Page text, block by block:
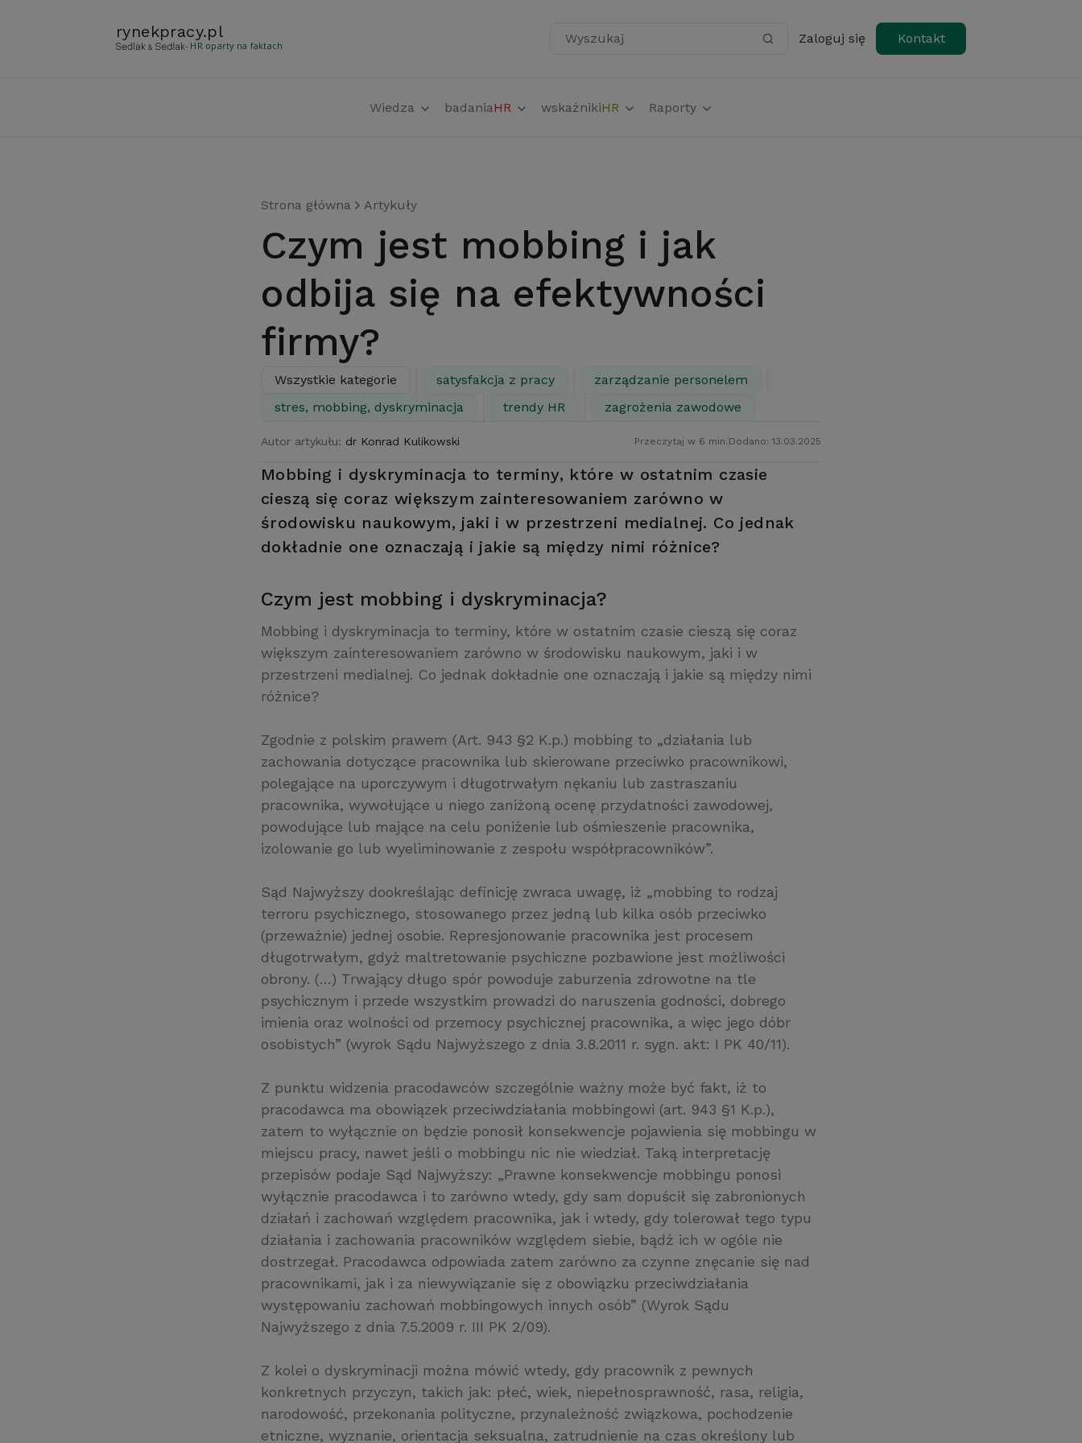
rynekpracy.pl
- HR oparty na faktach Wyszukaj Zaloguj się Kontakt
Wiedza badaniaHR wskaźnikiHR Raporty
Strona główna Artykuły
Czym jest mobbing i jak
odbija się na efektywności
firmy?
Wszystkie kategorie satysfakcja z pracy
zarządzanie personelem
stres, mobbing, dyskryminacja
trendy HR zagrożenia zawodowe
Autor artykułu: dr Konrad Kulikowski Przeczytaj w 6 min. Dodano: 13.03.2025
Mobbing i dyskryminacja to terminy, które w ostatnim czasie
cieszą się coraz większym zainteresowaniem zarówno w
środowisku naukowym, jaki i w przestrzeni medialnej. Co jednak
dokładnie one oznaczają i jakie są między nimi różnice?
Czym jest mobbing i dyskryminacja?
Mobbing i dyskryminacja to terminy, które w ostatnim czasie cieszą się coraz
większym zainteresowaniem zarówno w środowisku naukowym, jaki i w
przestrzeni medialnej. Co jednak dokładnie one oznaczają i jakie są między nimi
różnice?
Zgodnie z polskim prawem (Art. 943 §2 K.p.) mobbing to „działania lub
zachowania dotyczące pracownika lub skierowane przeciwko pracownikowi,
polegające na uporczywym i długotrwałym nękaniu lub zastraszaniu
pracownika, wywołujące u niego zaniżoną ocenę przydatności zawodowej,
powodujące lub mające na celu poniżenie lub ośmieszenie pracownika,
izolowanie go lub wyeliminowanie z zespołu współpracowników”.
Sąd Najwyższy dookreślając definicję zwraca uwagę, iż „mobbing to rodzaj
terroru psychicznego, stosowanego przez jedną lub kilka osób przeciwko
(przeważnie) jednej osobie. Represjonowanie pracownika jest procesem
długotrwałym, gdyż maltretowanie psychiczne pozbawione jest możliwości
obrony. (…) Trwający długo spór powoduje zaburzenia zdrowotne na tle
psychicznym i przede wszystkim prowadzi do naruszenia godności, dobrego
imienia oraz wolności od przemocy psychicznej pracownika, a więc jego dóbr
osobistych” (wyrok Sądu Najwyższego z dnia 3.8.2011 r. sygn. akt: I PK 40/11).
Z punktu widzenia pracodawców szczególnie ważny może być fakt, iż to
pracodawca ma obowiązek przeciwdziałania mobbingowi (art. 943 §1 K.p.),
zatem to wyłącznie on będzie ponosił konsekwencje pojawienia się mobbingu w
miejscu pracy, nawet jeśli o mobbingu nic nie wiedział. Taką interpretację
przepisów podaje Sąd Najwyższy: „Prawne konsekwencje mobbingu ponosi
wyłącznie pracodawca i to zarówno wtedy, gdy sam dopuścił się zabronionych
działań i zachowań względem pracownika, jak i wtedy, gdy tolerował tego typu
działania i zachowania pracowników względem siebie, bądź ich w ogóle nie
dostrzegał. Pracodawca odpowiada zatem zarówno za czynne znęcanie się nad
pracownikami, jak i za niewywiązanie się z obowiązku przeciwdziałania
występowaniu zachowań mobbingowych innych osób” (Wyrok Sądu
Najwyższego z dnia 7.5.2009 r. III PK 2/09).
Z kolei o dyskryminacji można mówić wtedy, gdy pracownik z pewnych
konkretnych przyczyn, takich jak: płeć, wiek, niepełnosprawność, rasa, religia,
narodowość, przekonania polityczne, przynależność związkowa, pochodzenie
etniczne, wyznanie, orientacja seksualna, zatrudnienie na czas określony lub